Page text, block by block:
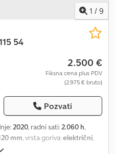
1 / 9
54
2.500 €
Fiksna cena plus PDV
(2.975 € bruto)
Pozvati
2020, radni sati:2.060 h,
mm, vrsta goriva:električni,
prazna masa vozila: